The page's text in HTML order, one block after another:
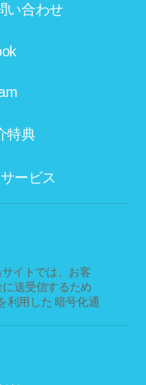
い合わせ
特典
ービス
サイトでは、お客
送受信するため
利用した 暗号化通